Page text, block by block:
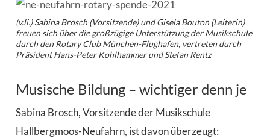
(v.li.) Sabina Brosch (Vorsitzende) und Gisela Bouton (Leiterin)
freuen sich über die großzügige Unterstützung der Musikschule
durch den Rotary Club München-Flughafen, vertreten durch
Präsident Hans-Peter Kohlhammer und Stefan Rentz
Musische Bildung – wichtiger denn je
Sabina Brosch, Vorsitzende der Musikschule
Hallbergmoos-Neufahrn, ist davon überzeugt: